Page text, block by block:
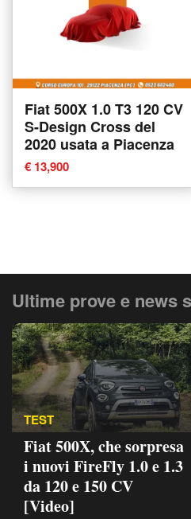
Fiat 500X 1.0 T3 120 CV
S-Design Cross del
2020 usata a Piacenza
€ 13,900
Ultime prove e news
TEST
Fiat 500X, che sorpresa
i nuovi FireFly 1.0 e 1.3
da 120 e 150 CV
[Video]